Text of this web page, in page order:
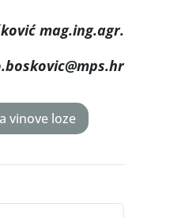
mag.ing.agr.
vinove loze